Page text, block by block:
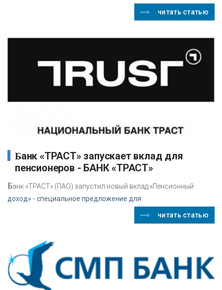
читать статью
Банк «ТРАСТ» запускает вклад для
пенсионеров - БАНК «ТРАСТ»
Банк «ТРАСТ» (ПАО) запустил новый вклад «Пенсионный
доход» - специальное предложение для
читать статью